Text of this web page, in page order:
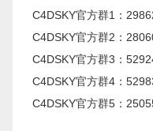
C4DSKY官方群1：
C4DSKY官方群2：
C4DSKY官方群3：
C4DSKY官方群4：
C4DSKY官方群5：